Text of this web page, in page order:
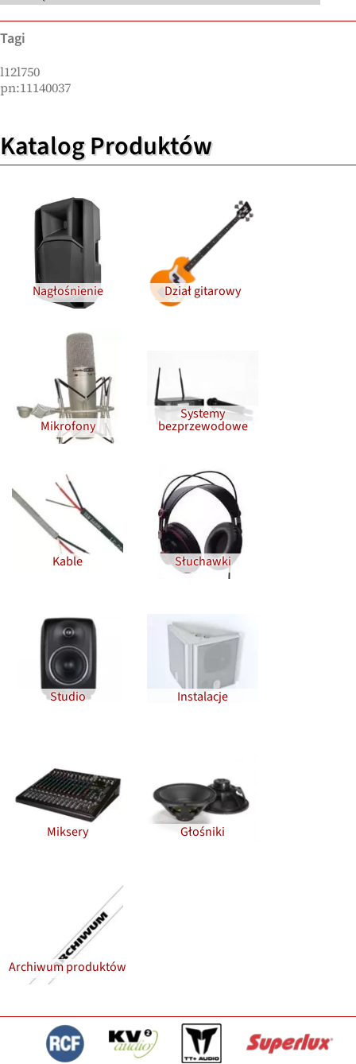
Tagi
l12l750
pn:11140037
Katalog Produktów
Nagłośnienie Dział gitarowy
Mikrofony
Systemy
bezprzewodowe
Kable Słuchawki
Studio Instalacje
Miksery Głośniki
Archiwum produktów